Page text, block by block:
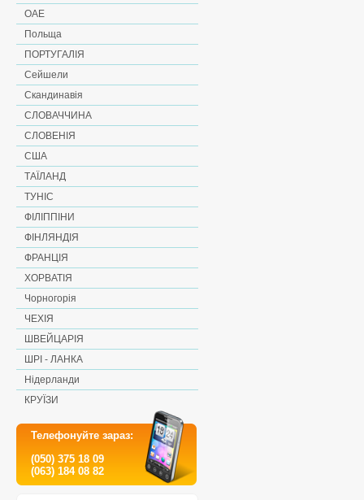
ОАЕ
Польща
ПОРТУГАЛІЯ
Сейшели
Скандинавія
СЛОВАЧЧИНА
СЛОВЕНІЯ
США
ТАЇЛАНД
ТУНІС
ФІЛІППІНИ
ФІНЛЯНДІЯ
ФРАНЦІЯ
ХОРВАТІЯ
Чорногорія
ЧЕХІЯ
ШВЕЙЦАРІЯ
ШРІ - ЛАНКА
Нідерланди
КРУЇЗИ
Телефонуйте зараз:
(050) 375 18 09
(063) 184 08 82